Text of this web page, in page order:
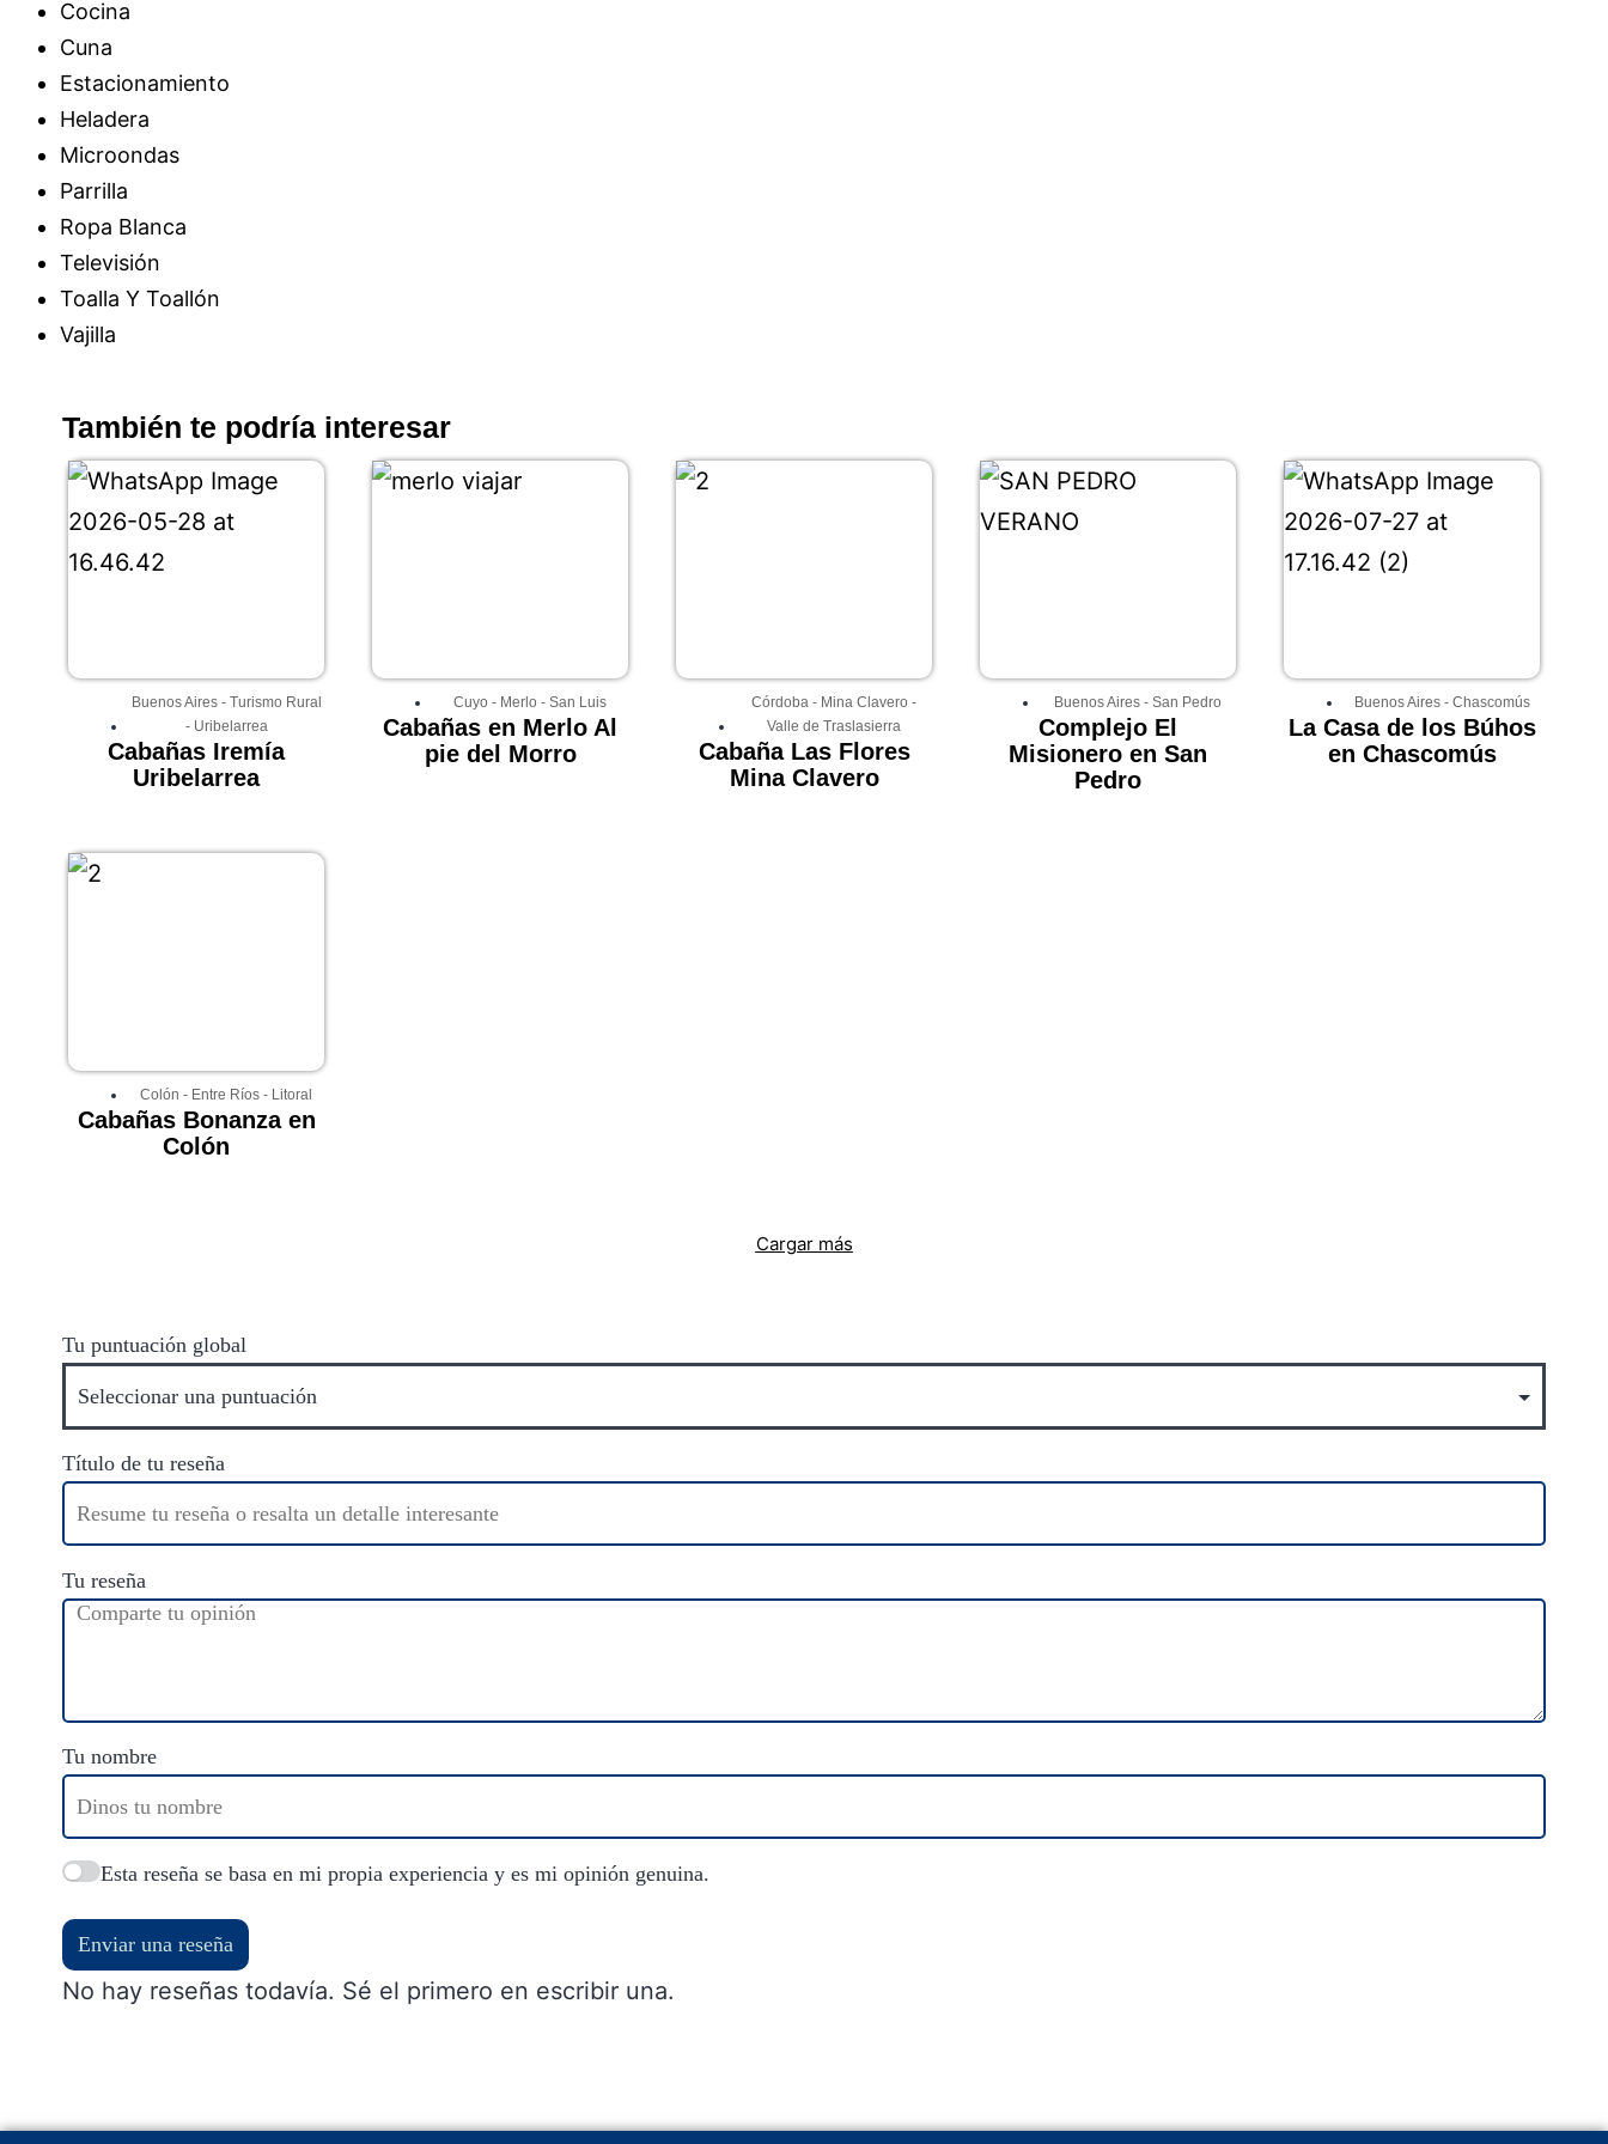
Cocina
Cuna
Estacionamiento
Heladera
Microondas
Parrilla
Ropa Blanca
Televisión
Toalla Y Toallón
Vajilla
También te podría interesar
Buenos Aires- Turismo Rural
- Uribelarrea
Cabañas Iremía
Uribelarrea
Cuyo - Merlo - San Luis
Cabañas en Merlo Al
pie del Morro
Córdoba - Mina Clavero -
Valle de Traslasierra
Cabaña Las Flores
Mina Clavero
Buenos Aires - San Pedro
Complejo El
Misionero en San
Pedro
Buenos Aires- Chascomús
La Casa de los Búhos
en Chascomús
Colón - Entre Ríos - Litoral
Cabañas Bonanza en
Colón
Cargar más
Tu puntuación global
Título de tu reseña
Tu reseña
Tu nombre
Esta reseña se basa en mi propia experiencia y es mi opinión genuina.
Enviar una reseña
No hay reseñas todavía. Sé el primero en escribir una.